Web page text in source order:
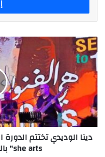
دينا
الوديدي
تختتم
الدورة
الثالثة
من
مهرجان
"هي
الفنون-
she
دينا الوديدي تختتم
she arts" بالجامعة الأمريكية